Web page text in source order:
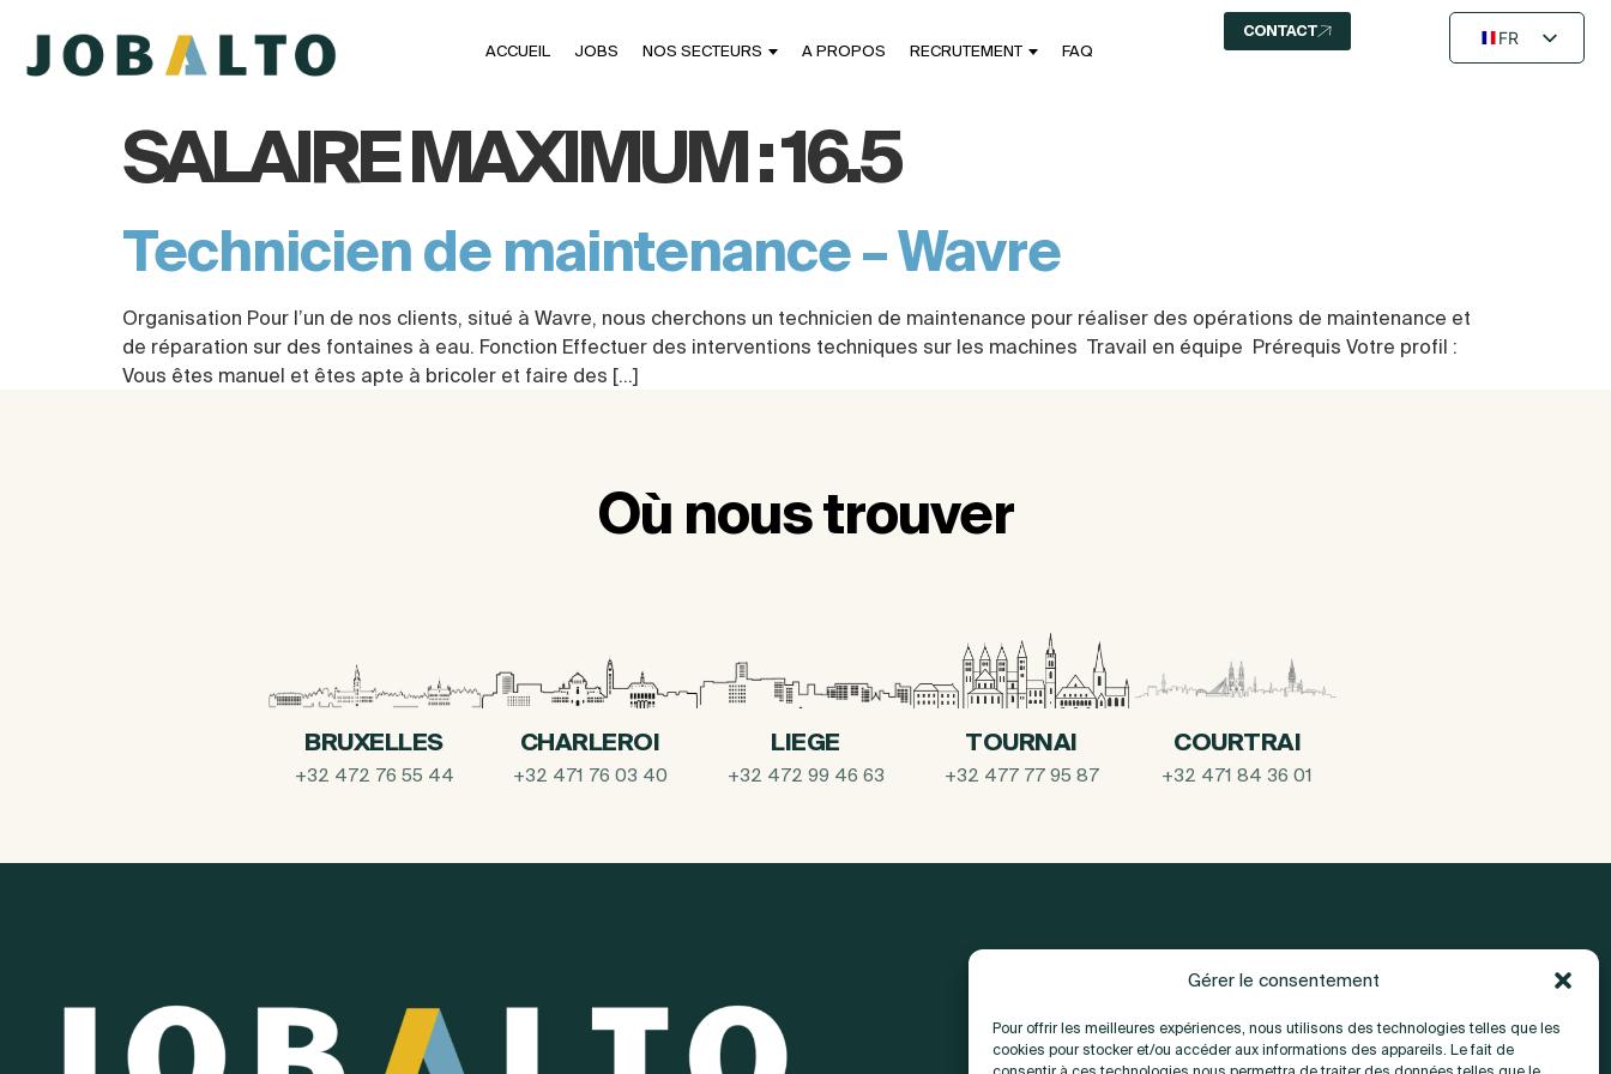
Gérer le consentement
Pour offrir les meilleures expériences, nous utilisons des technologies telles que les
cookies pour stocker et/ou accéder aux informations des appareils. Le fait de
ACCUEIL JOBS NOS SECTEURS A PROPOS RECRUTEMENT FAQ
CONTACT
FR
SALAIRE MAXIMUM :16.5
Technicien de maintenance – Wavre
Organisation Pour l’un de nos clients, situé à Wavre, nous cherchons un technicien de maintenance pour réaliser des opérations de maintenance et
de réparation sur des fontaines à eau. Fonction Effectuer des interventions techniques sur les machines Travail en équipe Prérequis Votre profil :
Vous êtes manuel et êtes apte à bricoler et faire des […]
Où nous trouver
BRUXELLES
+32 472 76 55 44
CHARLEROI
+32 471 76 03 40
LIEGE
+32 472 99 46 63
TOURNAI
+32 477 77 95 87
COURTRAI
+32 471 84 36 01
A propos